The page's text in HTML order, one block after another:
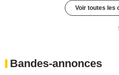
Voir toutes les
Bandes-annonces